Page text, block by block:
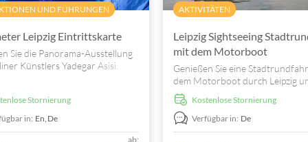
UND FÜHRUNGEN
Leipzig Eintrittskarte
Sie die Panorama-Ausstellung
Künstlers Yadegar Asisi.
Stornierung
in: En,De
ab:
AKTIVITÄTEN
Leipzig Sightseeing
mit dem Motorboot
Genießen Sie eine
dem Motorboot durch Leipzig
erleben Sie die historischen und
modernen Sehenswürdigkeiten
vom Boot aus.
kostenlose Stornierung
Verfügbar in: De